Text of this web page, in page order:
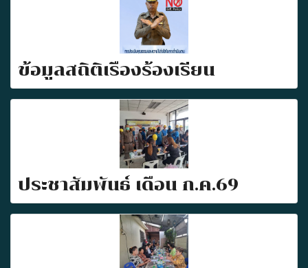
ข้อมูลสถิติเรื่องร้องเรียน
ประชาสัมพันธ์ เดือน ก.ค.69